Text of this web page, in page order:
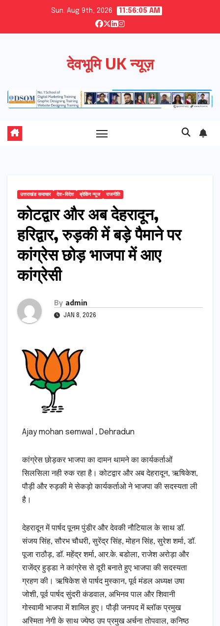
content
Sun. Aug 9th, 2026 11:56:06 AM
देवभूमि UK न्यूज़
उत्तराखंड समाचार देश-विदेश ब्रेकिंग न्यूज राजनीति
कोटद्वार और अब देहरादून,
हरिद्वार, रुड़की में बड़े पैमाने पर
कांग्रेस छोड़ भाजपा में आए
कांग्रेसी
By admin
JAN 8, 2026
Ajay mohan semwal , Dehradun
कांग्रेस छोड़कर भाजपा का दामन थामने का कार्यकर्ताओं
सिलसिला नही रुक रहा है। कोटद्वार और अब देहरादून, ऋषिकेश,
पौड़ी और रुड़की मे सेकड़ो कार्यकर्ताओ ने भाजपा की सदस्यता ली
है।
देहरादून में पार्षद पूनम पुंडीर और देवकी नौटियाल के साथ डॉ.
संजय सिंह, सौरभ चौधरी, सुरेंद्र सिंह, मोहन सिंह, सुरेश शर्मा, डॉ.
पूजा राठौड़, डॉ. महेंद्र शर्मा, आर.के. बडोला, राजेश अरोड़ा और
राजेंद्र हुड्डा ने कांग्रेस से दूरी बनाते हुए भाजपा की सदस्यता
ग्रहण की। ऋषिकेश से पार्षद मुस्कान, पूर्व मंडल अध्यक्ष उषा
जोशी, पूर्व पार्षद सुंदरी कंडवाल, अभिनव पाल और शिवानी
गोस्वामी भाजपा में शामिल हुए। पौड़ी जनपद में ब्लॉक प्रमुख
अस्मिता नेगी के साथ ज्येष्ठ उप प्रमुख अर्चना तोपवाल, कनिष्ठ